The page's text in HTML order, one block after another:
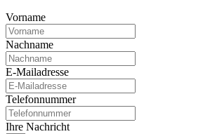
Vorname
Nachname
E-Mailadresse
Telefonnummer
Ihre Nachricht